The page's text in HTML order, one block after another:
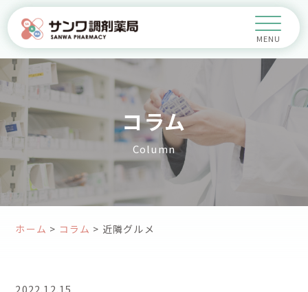
コラム
Column
ホーム > コラム > 近隣グルメ
2022.12.15